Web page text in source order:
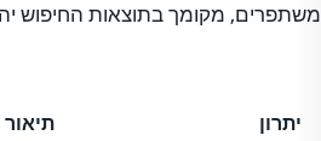
משתפרים, מקומך בתוצאות החיפוש
יתרון
תיאור